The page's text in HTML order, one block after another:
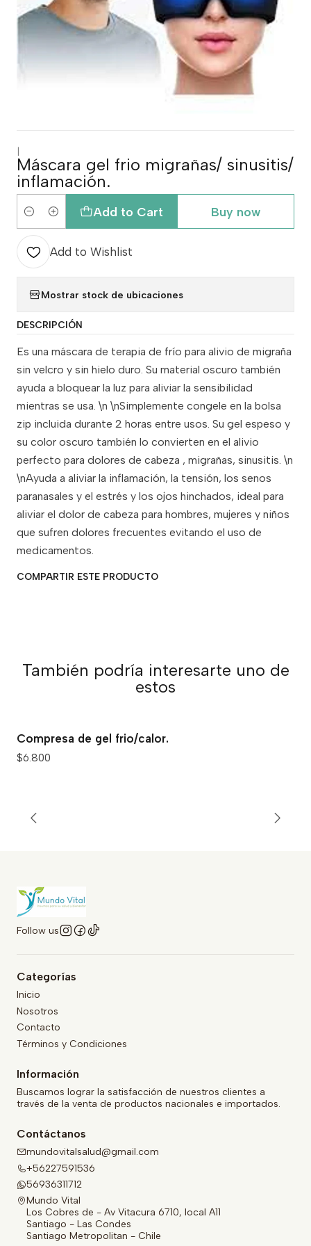
Máscara gel frio migrañas/ sinusitis/
inflamación.
Quantity
Add to Cart Buy now
Add to Wishlist
Mostrar stock de ubicaciones
DESCRIPCIÓN
Es una máscara de terapia de frío para alivio de migraña
sin velcro y sin hielo duro. Su material oscuro también
ayuda a bloquear la luz para aliviar la sensibilidad
mientras se usa. \n \nSimplemente congele en la bolsa
zip incluida durante 2 horas entre usos. Su gel espeso y
su color oscuro también lo convierten en el alivio
perfecto para dolores de cabeza , migrañas, sinusitis. \n
\nAyuda a aliviar la inflamación, la tensión, los senos
paranasales y el estrés y los ojos hinchados, ideal para
aliviar el dolor de cabeza para hombres, mujeres y niños
que sufren dolores frecuentes evitando el uso de
medicamentos.
COMPARTIR ESTE PRODUCTO
También podría interesarte uno de
estos
Compresa de gel frio/calor.
$6.800
Follow us
Categorías
Inicio
Nosotros
Contacto
Términos y Condiciones
Información
Buscamos lograr la satisfacción de nuestros clientes a
través de la venta de productos nacionales e importados.
Contáctanos
mundovitalsalud@gmail.com
+56227591536
56936311712
Mundo Vital
Los Cobres de - Av Vitacura 6710, local A11
Santiago - Las Condes
Santiago Metropolitan - Chile